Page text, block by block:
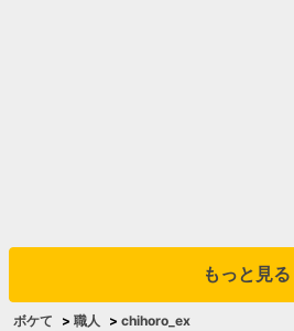
もっと見る
ボケて > 職人 > chihoro_ex